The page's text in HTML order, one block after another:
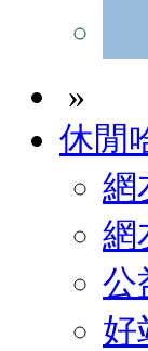
»
休閒
網
網
公
好